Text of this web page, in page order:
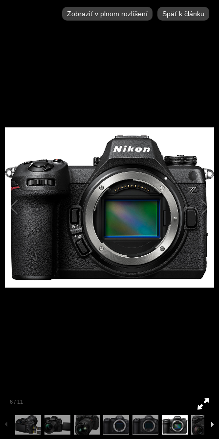
6 / 11
Zobraziť v plnom rozlíšení Späť k článku